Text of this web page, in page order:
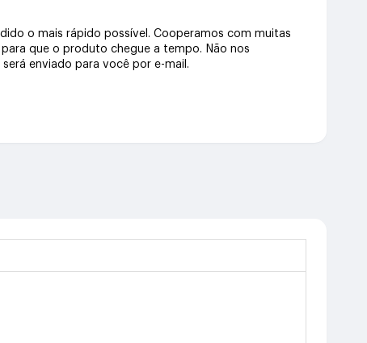
o mais rápido possível. Cooperamos com muitas
que o produto chegue a tempo. Não nos
enviado para você por e-mail.